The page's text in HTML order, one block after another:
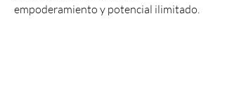
empoderamiento y potencial ilimitado.